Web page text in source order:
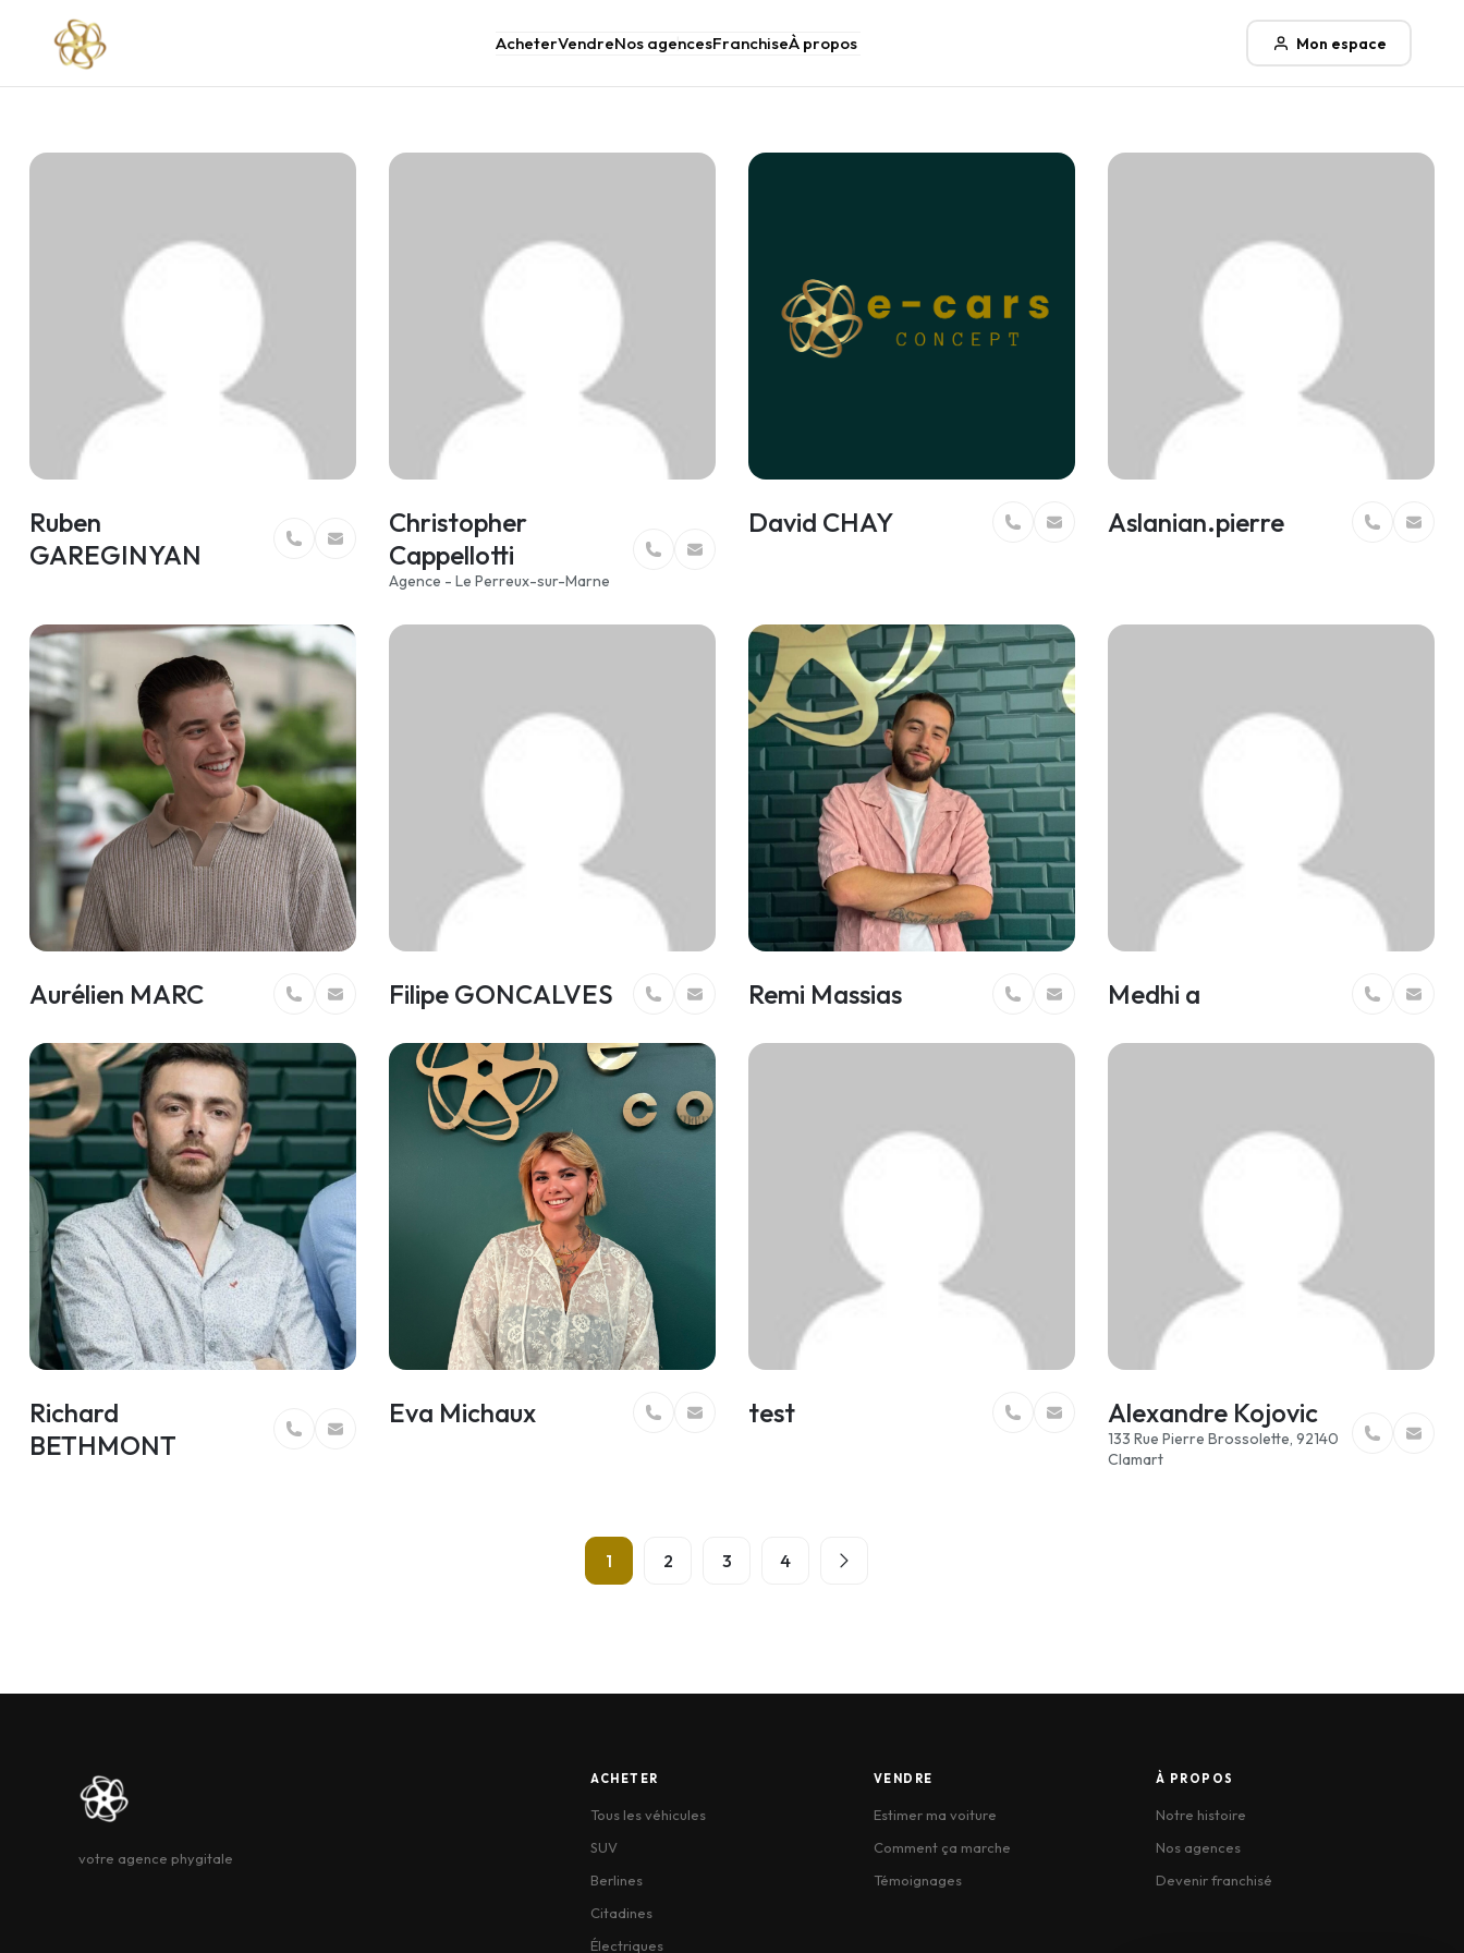
AcheterVendreNos agencesFranchiseÀ propos Mon espace
Ruben
GAREGINYAN
Christopher
Cappellotti
Agence - Le Perreux-sur-Marne
David CHAY Aslanian.pierre
Aurélien MARC Filipe GONCALVES Remi Massias Medhi a
Richard
BETHMONT
Eva Michaux test Alexandre Kojovic
133 Rue Pierre Brossolette, 92140
Clamart
1 2 3 4
votre agence phygitale
ACHETER
Tous les véhicules
SUV
Berlines
Citadines
Électriques
VENDRE
Estimer ma voiture
Comment ça marche
Témoignages
À PROPOS
Notre histoire
Nos agences
Devenir franchisé